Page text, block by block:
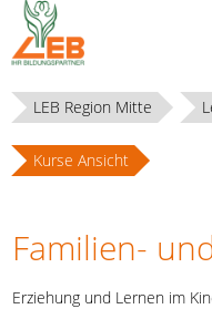
LEB Region Mitte
Kurse Ansicht
Familien-
Erziehung und Lernen im